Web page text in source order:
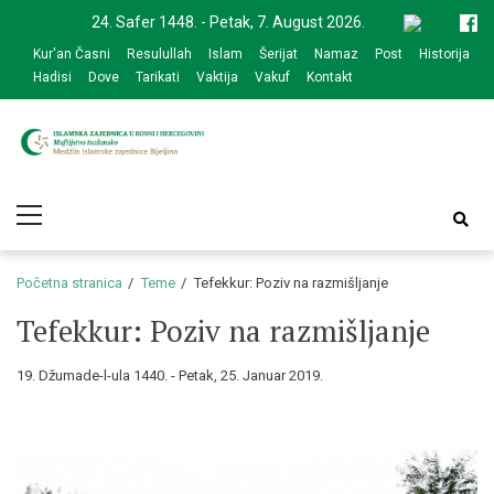
navigation
content
24. Safer 1448. - Petak, 7. August 2026.
Kur'an Časni Resulullah Islam Šerijat Namaz Post
Historija
Hadisi
Dove Tarikati Vaktija Vakuf Kontakt
zajednice Bijeljina
Menu
Početna stranica Teme Tefekkur: Poziv na razmišljanje
Tefekkur: Poziv na razmišljanje
19. Džumade-l-ula 1440. - Petak, 25. Januar 2019.